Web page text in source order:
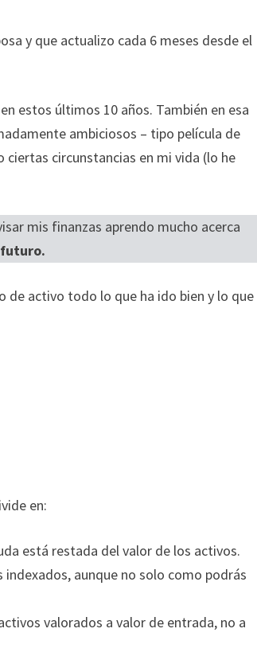
y que actualizo cada 6 meses desde el
estos últimos 10 años. También en esa
ambiciosos – tipo película de
circunstancias en mi vida (lo he
mis finanzas aprendo mucho acerca
de activo todo lo que ha ido bien y lo que
en:
está restada del valor de los activos.
aunque no solo como podrás
valorados a valor de entrada, no a